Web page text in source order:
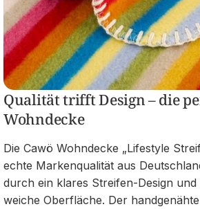
Qualität trifft Design – die
Wohndecke
Die Cawö Wohndecke „Lifestyle
echte Markenqualität aus
durch ein klares Streifen-Design und
weiche Oberfläche. Der